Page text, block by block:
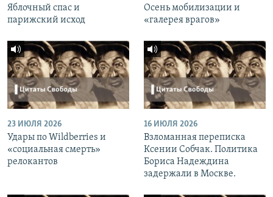
Яблочный спас и
парижский исход
Осень мобилизации и
«галерея врагов»
23 ИЮЛЯ 2026
Удары по Wildberries и
«социальная смерть»
релокантов
16 ИЮЛЯ 2026
Взломанная переписка
Ксении Собчак. Политика
Бориса Надеждина
задержали в Москве.